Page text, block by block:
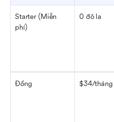
Starter (Miễn
phí)
0 đô la
Đồng $34/tháng